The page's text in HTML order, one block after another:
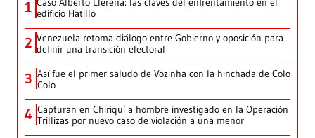
1 edificio Hatillo
2 Venezuela retoma diálogo entre Gobierno y oposición para
definir una transición electoral
3 Así fue el primer saludo de Vozinha con la hinchada de Colo
Colo
4 Capturan en Chiriquí a hombre investigado en la Operación
Trillizas por nuevo caso de violación a una menor